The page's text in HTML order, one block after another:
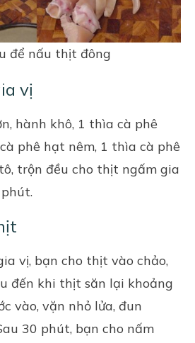
để nấu thịt đông
vị
hành khô, 1 thìa cà phê
phê hạt nêm, 1 thìa cà phê
trộn đều cho thịt ngấm gia
vị, bạn cho thịt vào chảo,
đến khi thịt săn lại khoảng
vào, vặn nhỏ lửa, đun
30 phút, bạn cho nấm